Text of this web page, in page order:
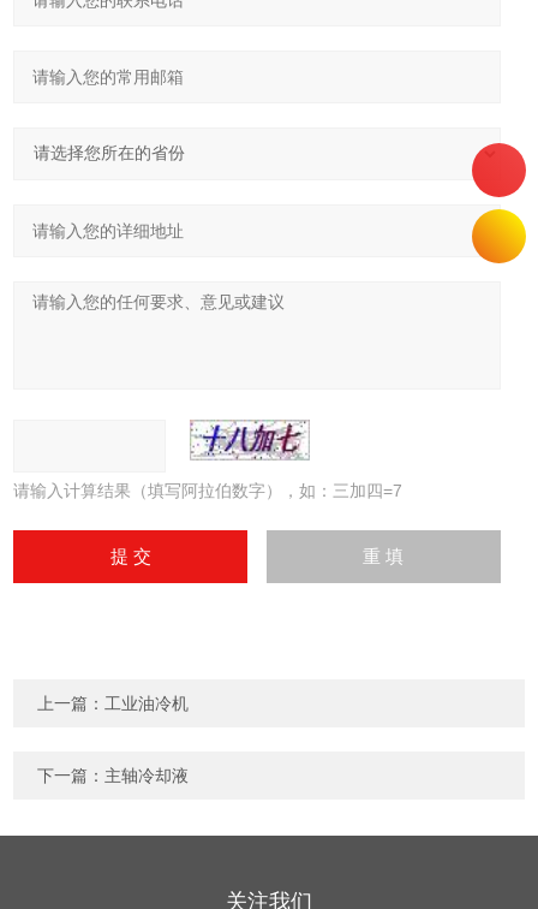
请输入计算结果（填写阿拉伯数字），如：三加四=7
上一篇： 工业油冷机
下一篇： 主轴冷却液
关注我们